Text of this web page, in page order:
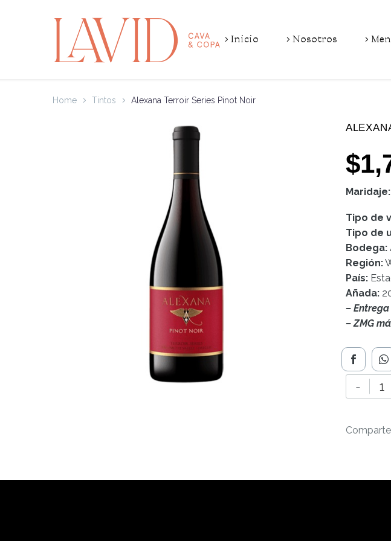
Inicio Nosotros
Home Tintos Alexana Terroir Series Pinot Noir
$
Maridaje:
Tipo de
Tipo de
Bodega:
Región:
País:
Añada:
–
– ZMG
-
Alexana
Terroir
Pinot